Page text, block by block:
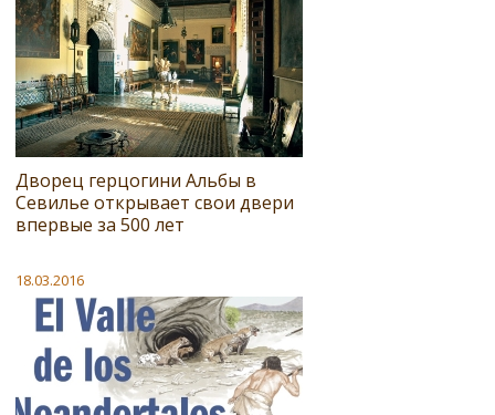
Дворец герцогини Альбы в
Севилье открывает свои двери
впервые за 500 лет
18.03.2016